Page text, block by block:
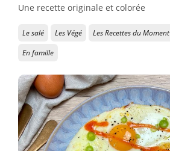
Une recette originale et colorée
Le salé Les Végé Les Recettes du Moment
En famille